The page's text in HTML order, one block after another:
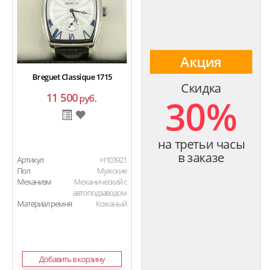
Breguet Classique 1715
11 500руб.
Артикул
H103921
Пол
Мужские
Механизм
Механический с
автоподзаводом
Материал ремня
Кожаный
Добавить в корзину
Акция
Скидка
30%
на третьи часы
в заказе